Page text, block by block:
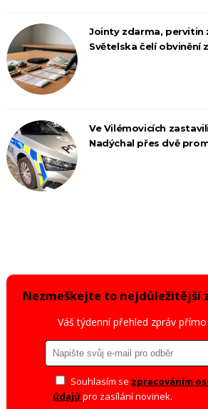
Jointy zdarma, pervitin
Světelska čelí obvinění
Ve Vilémovicích
Nadýchal přes dvě
Nezmeškejte to nejdůležitější z
Váš týdenní přehled zpráv
Souhlasím se zpracováním
údajů pro zasílání novinek.